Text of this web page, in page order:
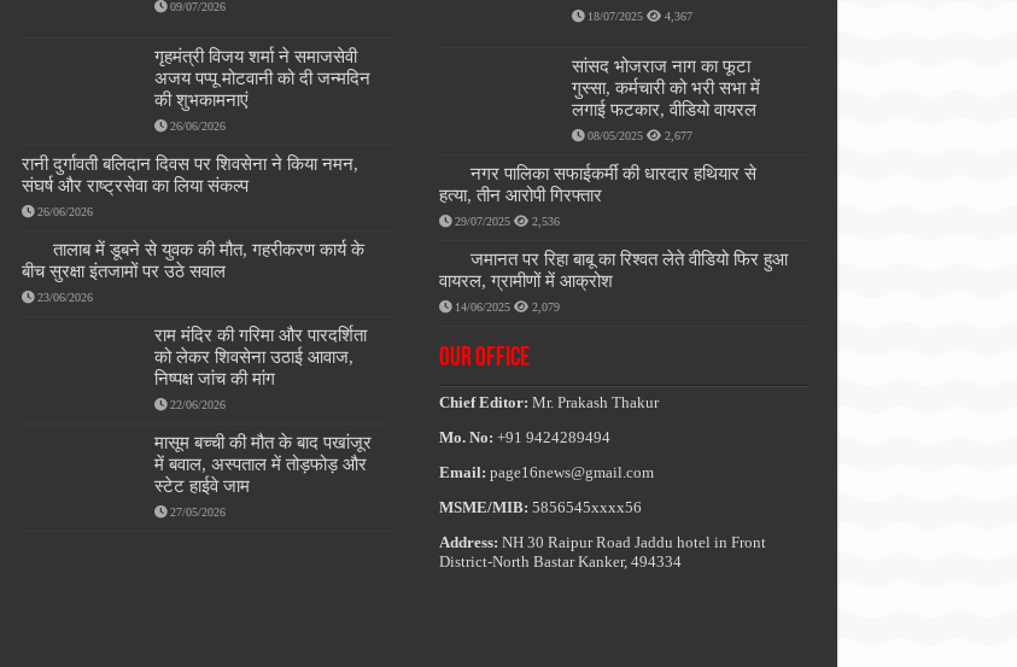
09/07/2026
गृहमंत्री विजय शर्मा ने समाजसेवी
अजय पप्पू मोटवानी को दी जन्मदिन
की शुभकामनाएं
26/06/2026
रानी दुर्गावती बलिदान दिवस पर शिवसेना ने किया नमन,
संघर्ष और राष्ट्रसेवा का लिया संकल्प
26/06/2026
तालाब में डूबने से युवक की मौत, गहरीकरण कार्य के
बीच सुरक्षा इंतजामों पर उठे सवाल
23/06/2026
राम मंदिर की गरिमा और पारदर्शिता
को लेकर शिवसेना उठाई आवाज,
निष्पक्ष जांच की मांग
22/06/2026
मासूम बच्ची की मौत के बाद पखांजूर
में बवाल, अस्पताल में तोड़फोड़ और
स्टेट हाईवे जाम
27/05/2026
18/07/2025 4,367
सांसद भोजराज नाग का फूटा
गुस्सा, कर्मचारी को भरी सभा में
लगाई फटकार, वीडियो वायरल
08/05/2025 2,677
नगर पालिका सफाईकर्मी की धारदार हथियार से
हत्या, तीन आरोपी गिरफ्तार
29/07/2025 2,536
जमानत पर रिहा बाबू का रिश्वत लेते वीडियो फिर हुआ
वायरल, ग्रामीणों में आक्रोश
14/06/2025 2,079
OUR OFFICE
Chief Editor: Mr. Prakash Thakur
Mo. No: +91 9424289494
Email: page16news@gmail.com
MSME/MIB: 5856545xxxx56
Address: NH 30 Raipur Road Jaddu hotel in Front
District-North Bastar Kanker, 494334